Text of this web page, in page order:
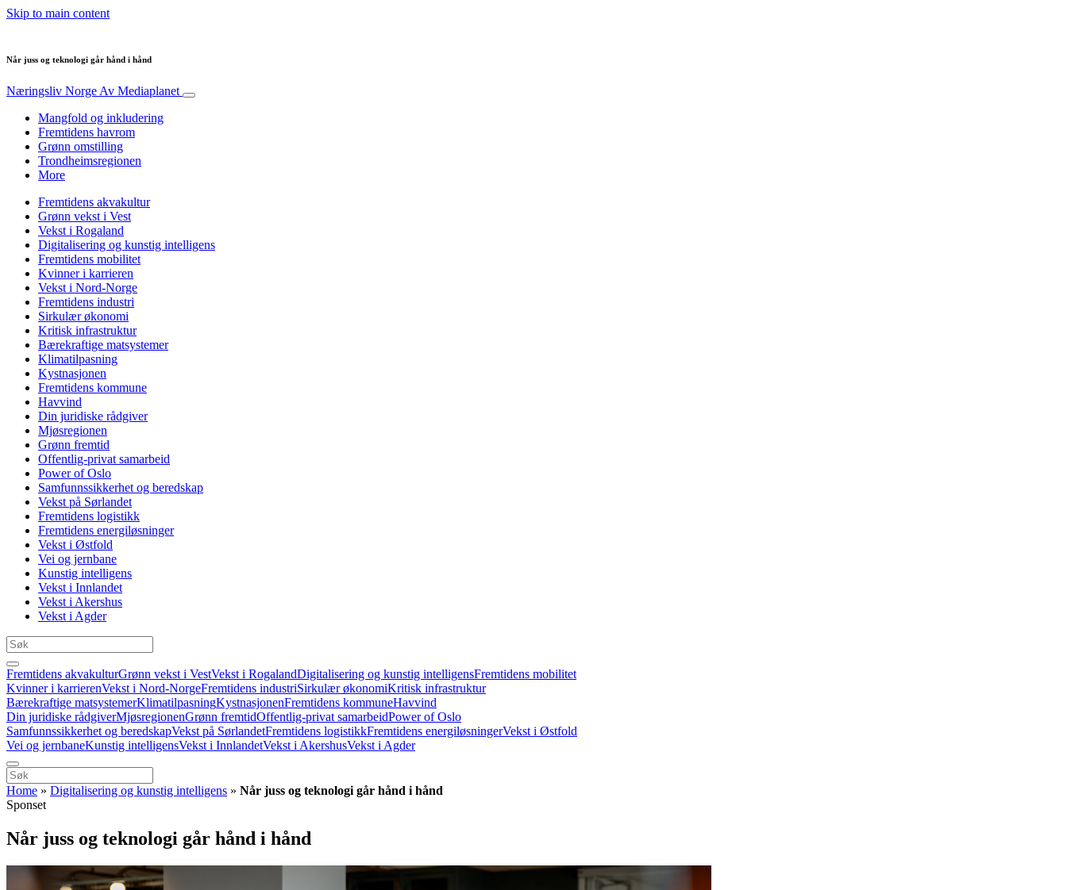
Skip to main content
Når juss og teknologi går hånd i hånd
Næringsliv Norge Av Mediaplanet
Mangfold og inkludering
Fremtidens havrom
Grønn omstilling
Trondheimsregionen
More
Fremtidens akvakultur
Grønn vekst i Vest
Vekst i Rogaland
Digitalisering og kunstig intelligens
Fremtidens mobilitet
Kvinner i karrieren
Vekst i Nord-Norge
Fremtidens industri
Sirkulær økonomi
Kritisk infrastruktur
Bærekraftige matsystemer
Klimatilpasning
Kystnasjonen
Fremtidens kommune
Havvind
Din juridiske rådgiver
Mjøsregionen
Grønn fremtid
Offentlig-privat samarbeid
Power of Oslo
Samfunnssikkerhet og beredskap
Vekst på Sørlandet
Fremtidens logistikk
Fremtidens energiløsninger
Vekst i Østfold
Vei og jernbane
Kunstig intelligens
Vekst i Innlandet
Vekst i Akershus
Vekst i Agder
Fremtidens akvakulturGrønn vekst i VestVekst i RogalandDigitalisering og kunstig intelligensFremtidens mobilitet
Kvinner i karrierenVekst i Nord-NorgeFremtidens industriSirkulær økonomiKritisk infrastruktur
Bærekraftige matsystemerKlimatilpasningKystnasjonenFremtidens kommuneHavvind
Din juridiske rådgiverMjøsregionenGrønn fremtidOffentlig-privat samarbeidPower of Oslo
Samfunnssikkerhet og beredskapVekst på SørlandetFremtidens logistikkFremtidens energiløsningerVekst i Østfold
Vei og jernbaneKunstig intelligensVekst i InnlandetVekst i AkershusVekst i Agder
Home » Digitalisering og kunstig intelligens » Når juss og teknologi går hånd i hånd
Sponset
Når juss og teknologi går hånd i hånd